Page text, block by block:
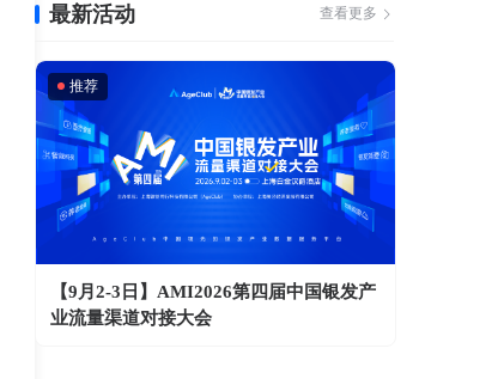
最新活动 查看更多
推荐
【9月2-3日】AMI2026第四届中国银发产
业流量渠道对接大会